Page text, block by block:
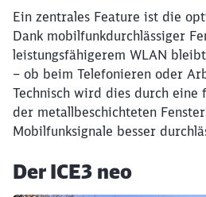
Ein zentrales Feature ist die
Dank mobilfunkdurchlässiger
leistungsfähigerem WLAN
– ob beim Telefonieren oder
Technisch wird dies durch eine
der metallbeschichteten
Mobilfunksignale besser
Der ICE3 neo